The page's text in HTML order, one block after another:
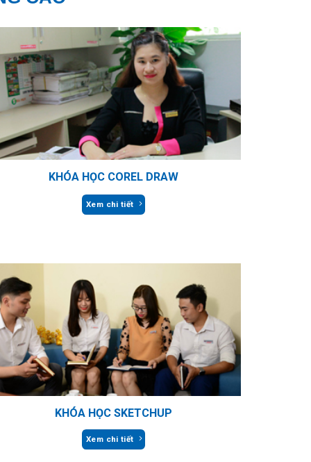
KHÓA HỌC COREL DRAW
Xem chi tiết
KHÓA HỌC SKETCHUP
Xem chi tiết